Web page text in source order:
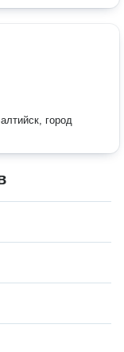
город